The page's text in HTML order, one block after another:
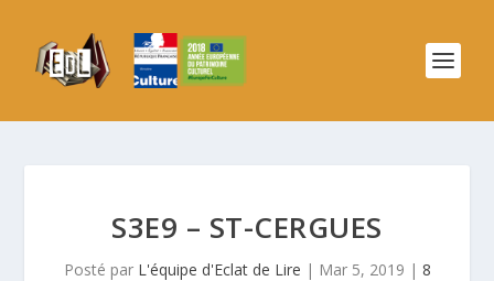
S3E9 – ST-CERGUES
Posté par L'équipe d'Eclat de Lire | Mar 5, 2019 | 8